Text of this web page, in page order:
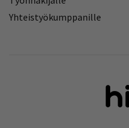
Yhteistyökumppanille